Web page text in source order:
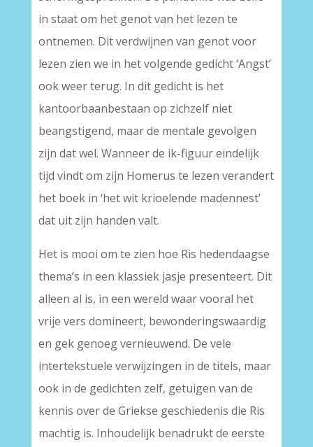
in staat om het genot van het lezen te
ontnemen. Dit verdwijnen van genot voor
lezen zien we in het volgende gedicht ‘Angst’
ook weer terug. In dit gedicht is het
kantoorbaanbestaan op zichzelf niet
beangstigend, maar de mentale gevolgen
zijn dat wel. Wanneer de ik-figuur eindelijk
tijd vindt om zijn Homerus te lezen verandert
het boek in ‘het wit krioelende madennest’
dat uit zijn handen valt.
Het is mooi om te zien hoe Ris hedendaagse
thema’s in een klassiek jasje presenteert. Dit
alleen al is, in een wereld waar vooral het
vrije vers domineert, bewonderingswaardig
en gek genoeg vernieuwend. De vele
intertekstuele verwijzingen in de titels, maar
ook in de gedichten zelf, getuigen van de
kennis over de Griekse geschiedenis die Ris
machtig is. Inhoudelijk benadrukt de eerste